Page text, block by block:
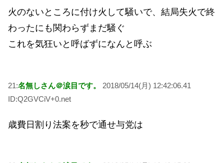
火のないところに付け火して騒いで、結局失火で終
わったにも関わらずまだ騒ぐ
これを気狂いと呼ばずになんと呼ぶ
21:名無しさん＠涙目です。
2018/05/14(月) 12:42:06.41
ID:Q2GVCiV+0.net
歳費日割り法案を秒で通せ与党は